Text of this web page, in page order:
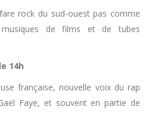
rock du sud-ouest pas comme
de films et de tubes
14h
française, nouvelle voix du rap
Faye, et souvent en partie de